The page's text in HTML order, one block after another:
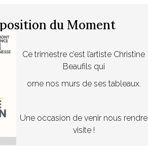
du Moment
Ce trimestre c’est l’artiste Christine
Beaufils qui
orne nos murs de ses tableaux.
Une occasion de venir nous rendre
visite !